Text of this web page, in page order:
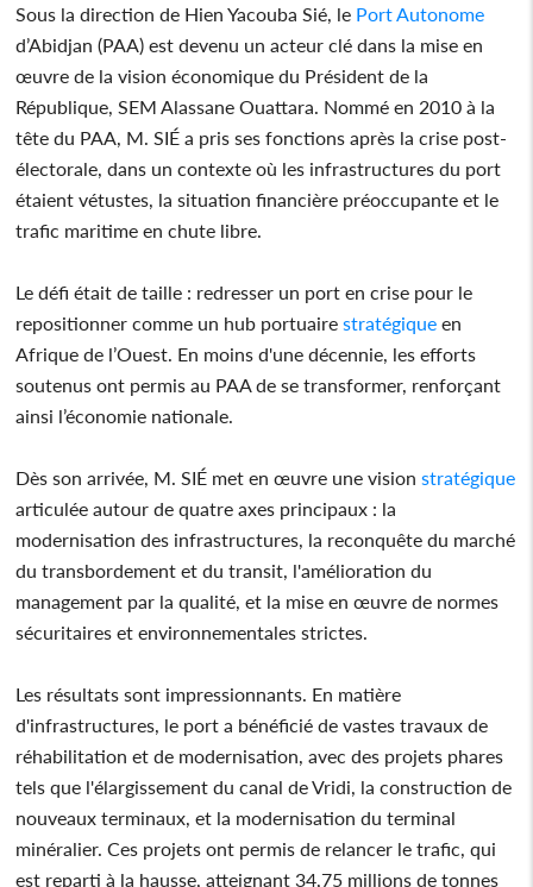
Sous la direction de Hien Yacouba Sié, le Port Autonome
d’Abidjan (PAA) est devenu un acteur clé dans la mise en
œuvre de la vision économique du Président de la
République, SEM Alassane Ouattara. Nommé en 2010 à la
tête du PAA, M. SIÉ a pris ses fonctions après la crise post-
électorale, dans un contexte où les infrastructures du port
étaient vétustes, la situation financière préoccupante et le
trafic maritime en chute libre.
Le défi était de taille : redresser un port en crise pour le
repositionner comme un hub portuaire stratégique en
Afrique de l’Ouest. En moins d'une décennie, les efforts
soutenus ont permis au PAA de se transformer, renforçant
ainsi l’économie nationale.
Dès son arrivée, M. SIÉ met en œuvre une vision stratégique
articulée autour de quatre axes principaux : la
modernisation des infrastructures, la reconquête du marché
du transbordement et du transit, l'amélioration du
management par la qualité, et la mise en œuvre de normes
sécuritaires et environnementales strictes.
Les résultats sont impressionnants. En matière
d'infrastructures, le port a bénéficié de vastes travaux de
réhabilitation et de modernisation, avec des projets phares
tels que l'élargissement du canal de Vridi, la construction de
nouveaux terminaux, et la modernisation du terminal
minéralier. Ces projets ont permis de relancer le trafic, qui
est reparti à la hausse, atteignant 34,75 millions de tonnes